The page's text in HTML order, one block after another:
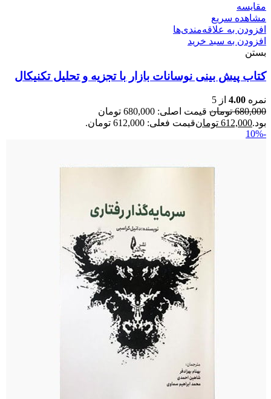
مقایسه
مشاهده سریع
افزودن به علاقه‌مندی‌ها
افزودن به سبد خرید
بستن
کتاب پیش بینی نوسانات بازار با تجزیه و تحلیل تکنیکال
نمره 4.00 از 5
680,000 تومان
قیمت اصلی: 680,000 تومان
بود.612,000 تومانقیمت فعلی: 612,000 تومان.
-10%